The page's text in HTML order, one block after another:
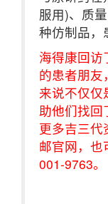
服用)、质
种仿制品，
海得康回访
的患者朋友
来说不仅仅
助他们找回
更多吉三代
邮官网，也
001-9763。